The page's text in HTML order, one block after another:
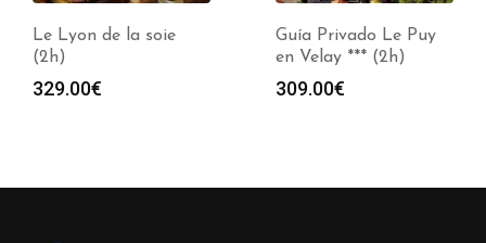
Le Lyon de la soie
(2h)
329.00€
Guía Privado Le Puy
en Velay *** (2h)
309.00€